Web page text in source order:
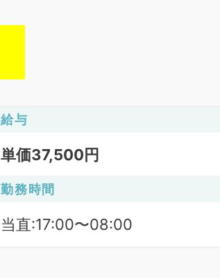
給与
単価37,500円
勤務時間
当直:17:00〜08:00